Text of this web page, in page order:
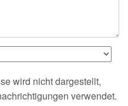
wird nicht dargestellt,
verwendet.